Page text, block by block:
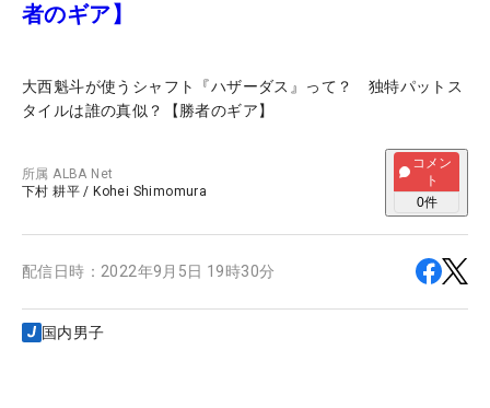
者のギア】
大西魁斗が使うシャフト『ハザーダス』って？ 独特パットス
タイルは誰の真似？【勝者のギア】
所属 ALBA Net
下村 耕平 /Kohei Shimomura
コメン
ト
0件
配信日時： 2022年9月5日 19時30分
国内男子